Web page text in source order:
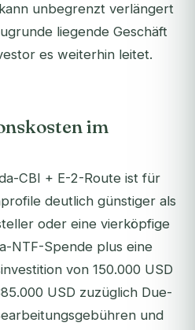
unbegrenzt verlängert
liegende Geschäft
es weiterhin leitet.
im
CBI + E-2-Route ist für
deutlich günstiger als
oder eine vierköpfige
NTF-Spende plus eine
von 150.000 USD
USD zuzüglich Due-
und